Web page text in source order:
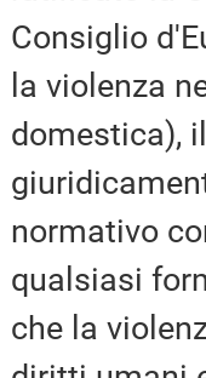
Consiglio
la violenza
domestica),
normativo
qualsiasi
che la